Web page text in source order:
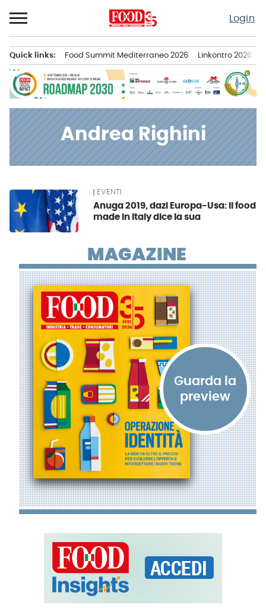
al
contenuto
Login
principale
Quick links: Food Summit Mediterraneo 2026 Linkontro 2026
Andrea Righini
News EVENTI
Anuga 2019, dazi Europa-Usa: il food
made in Italy dice la sua
MAGAZINE